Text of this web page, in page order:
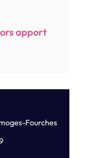
apport
Fourches